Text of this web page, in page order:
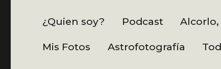
¿Quien soy? Podcast
Mis Fotos Astrofotografía